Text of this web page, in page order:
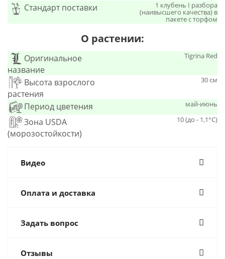
Стандарт поставки 1 клубень I разбора
(наивысшего качества) в
пакете с торфом
О растении:
Оригинальное
название
Tigrina Red
Высота взрослого
растения
30 см
Период цветения май-июнь
Зона USDA
(морозостойкости)
10 (до - 1,1°С)
Видео
Оплата и доставка
Задать вопрос
Отзывы